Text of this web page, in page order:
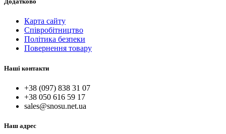
Карта сайту
Співробітництво
Політика безпеки
Повернення товару
Наші контакти
+38 (097) 838 31 07
+38 050 616 59 17
sales@snosu.net.ua
Наш адрес